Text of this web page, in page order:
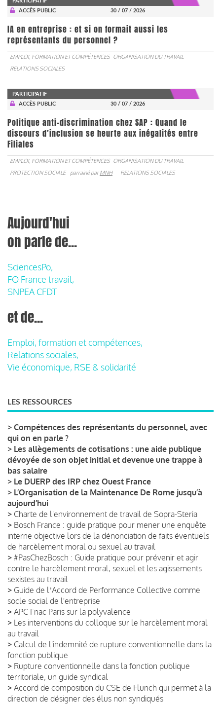
ACCÈS PUBLIC
30 / 07 / 2026
IA en entreprise : et si on formait aussi les
représentants du personnel ?
EMPLOI, FORMATION ET COMPÉTENCES ORGANISATION DU TRAVAIL
RELATIONS SOCIALES
PARTICIPATIF
ACCÈS PUBLIC
30 / 07 / 2026
Politique anti-discrimination chez SAP : Quand le
discours d’inclusion se heurte aux inégalités entre
Filiales
EMPLOI, FORMATION ET COMPÉTENCES ORGANISATION DU TRAVAIL
PROTECTION SOCIALE
parrainé parMNH RELATIONS SOCIALES
Aujourd'hui
on parle de...
SciencesPo,
FO France travail,
SNPEA CFDT
et de...
Emploi, formation et compétences,
Relations sociales,
Vie économique, RSE & solidarité
LES RESSOURCES
> Compétences des représentants du personnel, avec
qui on en parle ?
> Les allègements de cotisations : une aide publique
dévoyée de son objet initial et devenue une trappe à
bas salaire
> Le DUERP des IRP chez Ouest France
> L’Organisation de la Maintenance De Rome jusqu’à
aujourd’hui
> Charte de l'environnement de travail de Sopra-Steria
> Bosch France : guide pratique pour mener une enquête
interne objective lors de la dénonciation de faits éventuels
de harcèlement moral ou sexuel au travail
> #PasChezBosch : Guide pratique pour prévenir et agir
contre le harcèlement moral, sexuel et les agissements
sexistes au travail
> Guide de lʼAccord de Performance Collective comme
socle social de l'entreprise
> APC Fnac Paris sur la polyvalence
> Les interventions du colloque sur le harcèlement moral
au travail
> Calcul de l'indemnité de rupture conventionnelle dans la
fonction publique
> Rupture conventionnelle dans la fonction publique
territoriale, un guide syndical
> Accord de composition du CSE de Flunch qui permet à la
direction de désigner des élus non syndiqués